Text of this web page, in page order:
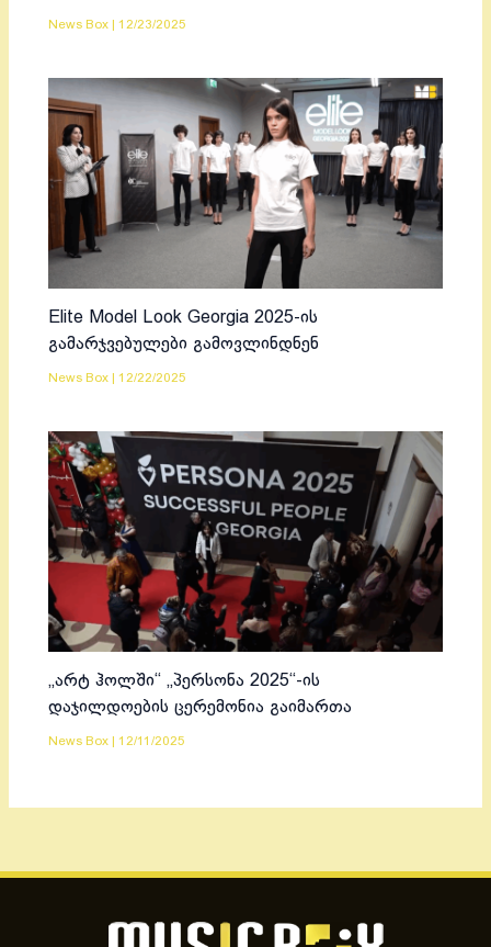
News Box |12/23/2025
Elite Model Look Georgia 2025-ის
გამარჯვებულები გამოვლინდნენ
News Box |12/22/2025
„არტ ჰოლში“ „პერსონა 2025“-ის
დაჯილდოების ცერემონია გაიმართა
News Box |12/11/2025